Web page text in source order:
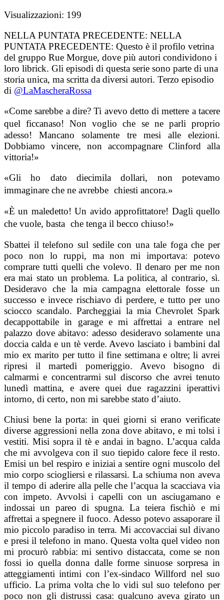
Visualizzazioni: 199
NELLA PUNTATA PRECEDENTE: NELLA
PUNTATA PRECEDENTE: Questo è il profilo vetrina
del gruppo Rue Morgue, dove più autori condividono i
loro librick. Gli episodi di questa serie sono parte di una
storia unica, ma scritta da diversi autori. Terzo episodio
di @LaMascheraRossa
«Come sarebbe a dire? Ti avevo detto di mettere a tacere
quel ficcanaso! Non voglio che se ne parli proprio
adesso! Mancano solamente tre mesi alle elezioni.
Dobbiamo vincere, non accompagnare Clinford alla
vittoria!»
«Gli ho dato diecimila dollari, non potevamo
immaginare che ne avrebbe chiesti ancora.»
«È un maledetto! Un avido approfittatore! Dagli quello
che vuole, basta che tenga il becco chiuso!»
Sbattei il telefono sul sedile con una tale foga che per
poco non lo ruppi, ma non mi importava: potevo
comprare tutti quelli che volevo. Il denaro per me non
era mai stato un problema. La politica, al contrario, sì.
Desideravo che la mia campagna elettorale fosse un
successo e invece rischiavo di perdere, e tutto per uno
sciocco scandalo. Parcheggiai la mia Chevrolet Spark
decappottabile in garage e mi affrettai a entrare nel
palazzo dove abitavo: adesso desideravo solamente una
doccia calda e un tè verde. Avevo lasciato i bambini dal
mio ex marito per tutto il fine settimana e oltre; li avrei
ripresi il martedì pomeriggio. Avevo bisogno di
calmarmi e concentrarmi sul discorso che avrei tenuto
lunedì mattina, e avere quei due ragazzini iperattivi
intorno, di certo, non mi sarebbe stato d’aiuto.
Chiusi bene la porta: in quei giorni si erano verificate
diverse aggressioni nella zona dove abitavo, e mi tolsi i
vestiti. Misi sopra il tè e andai in bagno. L’acqua calda
che mi avvolgeva con il suo tiepido calore fece il resto.
Emisi un bel respiro e iniziai a sentire ogni muscolo del
mio corpo sciogliersi e rilassarsi. La schiuma non aveva
il tempo di aderire alla pelle che l’acqua la scacciava via
con impeto. Avvolsi i capelli con un asciugamano e
indossai un pareo di spugna. La teiera fischiò e mi
affrettai a spegnere il fuoco. Adesso potevo assaporare il
mio piccolo paradiso in terra. Mi accovacciai sul divano
e presi il telefono in mano. Questa volta quel video non
mi procurò rabbia: mi sentivo distaccata, come se non
fossi io quella donna dalle forme sinuose sorpresa in
atteggiamenti intimi con l’ex-sindaco Willford nel suo
ufficio. La prima volta che lo vidi sul suo telefono per
poco non gli distrussi casa: qualcuno aveva girato un